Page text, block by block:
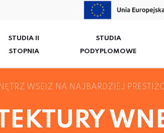
STUDIA II
STOPNIA
STUDIA
PODYPLOMOWE
WSEIZ NA NAJBARDZIEJ